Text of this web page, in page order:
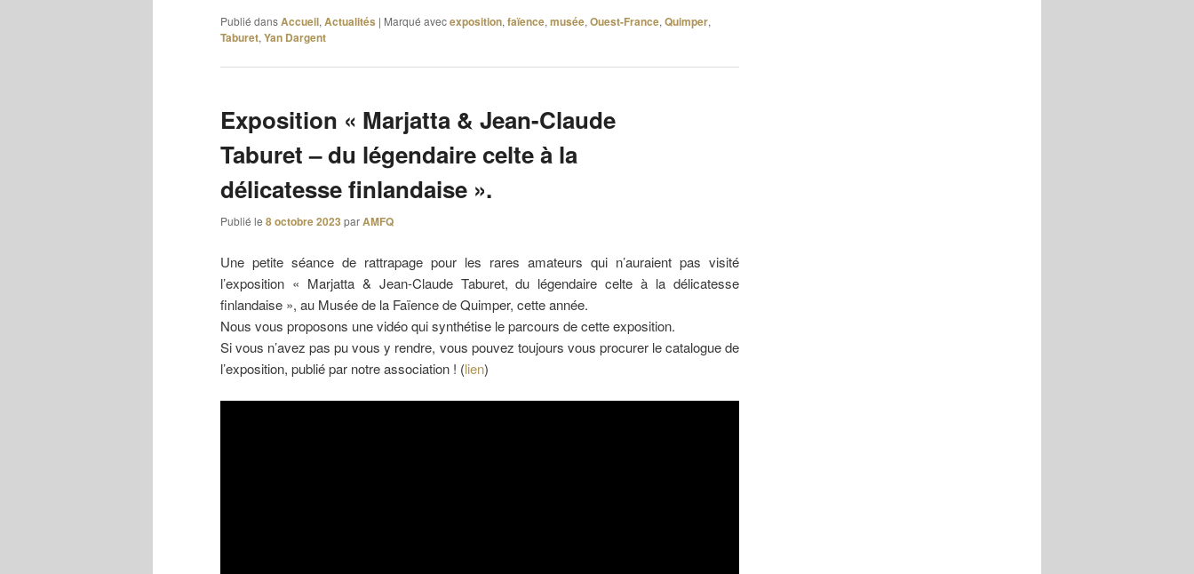
Publié dansAccueil, Actualités | Marqué avecexposition, faïence, musée, Ouest-France, Quimper,
Taburet, Yan Dargent
Exposition « Marjatta & Jean-Claude
Taburet – du légendaire celte à la
délicatesse finlandaise ».
Publié le 8 octobre 2023 parAMFQ
Une petite séance de rattrapage pour les rares amateurs qui n’auraient pas visité
l’exposition « Marjatta & Jean-Claude Taburet, du légendaire celte à la délicatesse
finlandaise », au Musée de la Faïence de Quimper, cette année.
Nous vous proposons une vidéo qui synthétise le parcours de cette exposition.
Si vous n’avez pas pu vous y rendre, vous pouvez toujours vous procurer le catalogue de
l’exposition, publié par notre association ! (lien)